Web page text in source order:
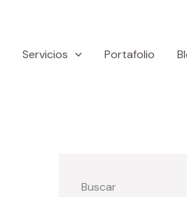
Servicios Portafolio
Buscar